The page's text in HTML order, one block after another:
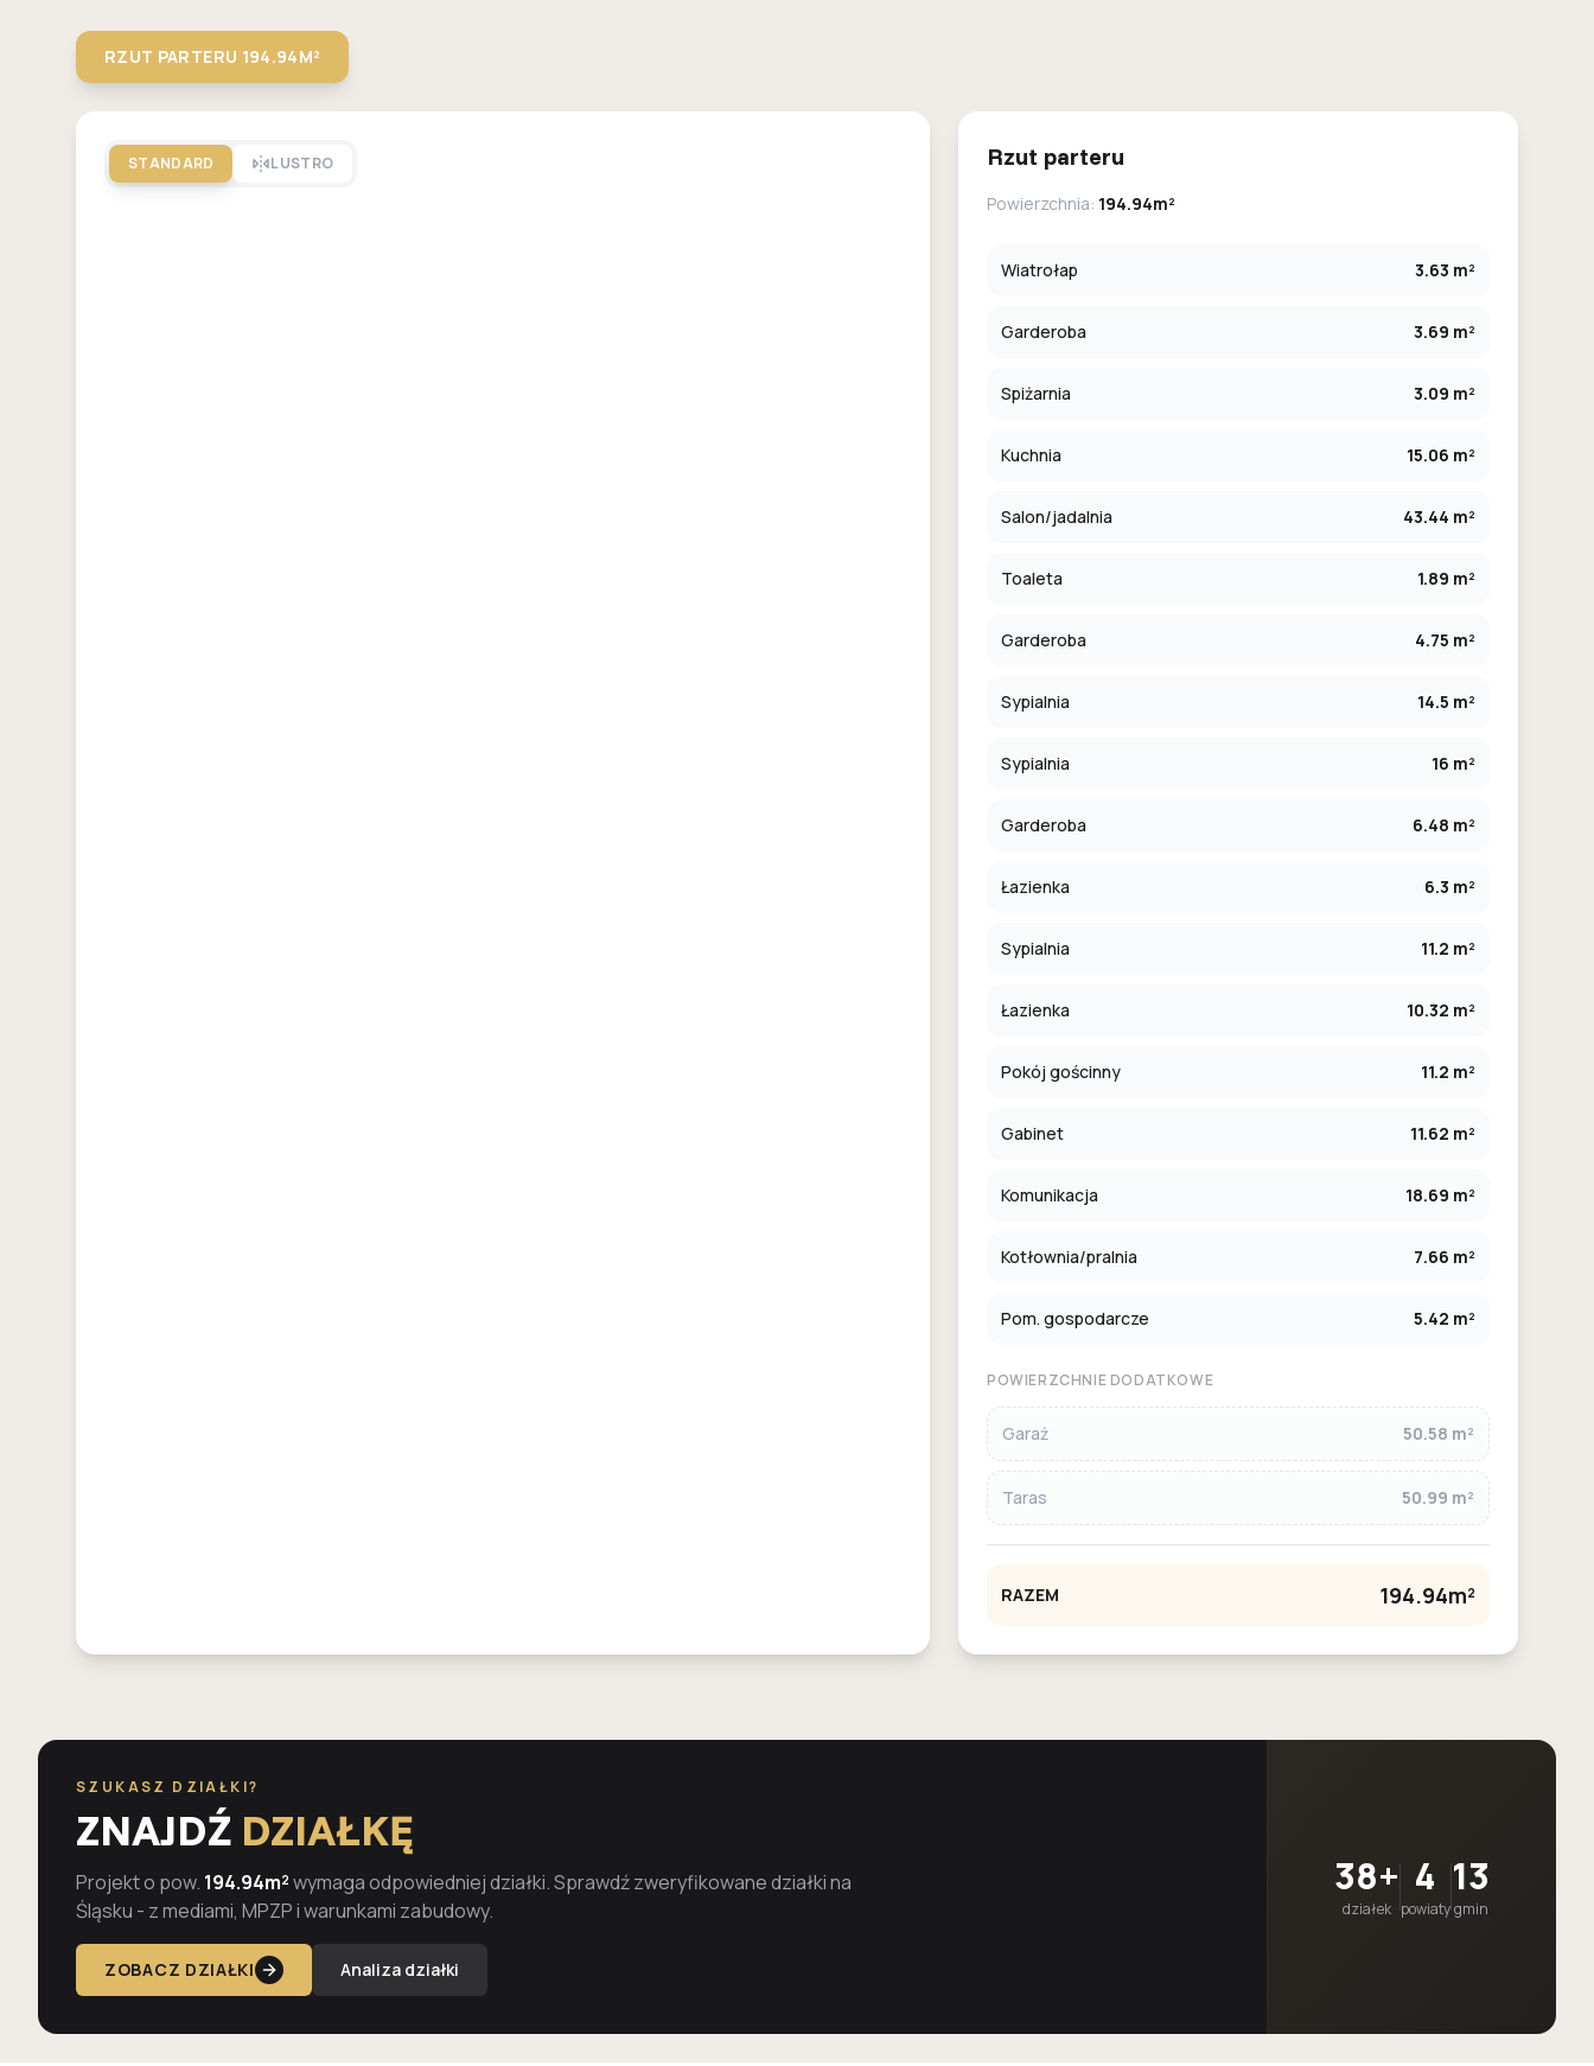
RZUT PARTERU 194.94M²
STANDARD LUSTRO Rzut parteru
Powierzchnia: 194.94m²
Wiatrołap 3.63 m²
Garderoba 3.69 m²
Spiżarnia 3.09 m²
Kuchnia 15.06 m²
Salon/jadalnia 43.44 m²
Toaleta 1.89 m²
Garderoba 4.75 m²
Sypialnia 14.5 m²
Sypialnia 16 m²
Garderoba 6.48 m²
Łazienka 6.3 m²
Sypialnia 11.2 m²
Łazienka 10.32 m²
Pokój gościnny 11.2 m²
Gabinet 11.62 m²
Komunikacja 18.69 m²
Kotłownia/pralnia 7.66 m²
Pom. gospodarcze 5.42 m²
POWIERZCHNIE DODATKOWE
Garaż 50.58 m²
Taras 50.99 m²
RAZEM 194.94m²
SZUKASZ DZIAŁKI?
ZNAJDŹ DZIAŁKĘ
Projekt o pow. 194.94m²wymaga odpowiedniej działki. Sprawdź zweryfikowane działki na
Śląsku - z mediami, MPZP i warunkami zabudowy.
ZOBACZ DZIAŁKI Analiza działki
38+
działek
4
powiaty
13
gmin